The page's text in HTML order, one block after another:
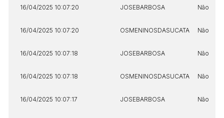
16/04/2025 10:07:20 JOSEBARBOSA Não
16/04/2025 10:07:20 OSMENINOSDASUCATA Não
16/04/2025 10:07:18 JOSEBARBOSA Não
16/04/2025 10:07:18 OSMENINOSDASUCATA Não
16/04/2025 10:07:17 JOSEBARBOSA Não